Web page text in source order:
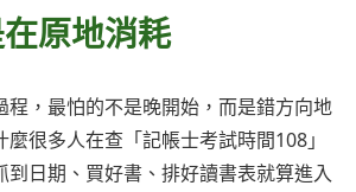
原地消耗
程，最怕的不是晚開始，而是錯方向地
很多人在查「記帳士考試時間108」
到日期、買好書、排好讀書表就算進入